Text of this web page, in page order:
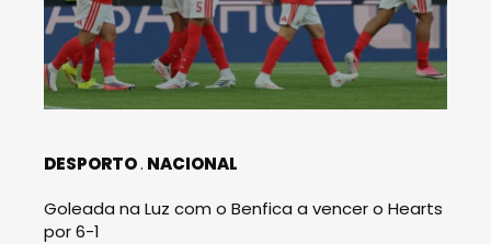
DESPORTO NACIONAL
Goleada na Luz com o Benfica a vencer o Hearts
por 6-1